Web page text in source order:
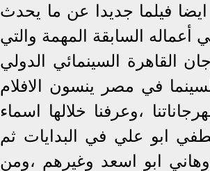
فيلما جديدا عن ما يحدث
أعماله السابقة المهمة والتي
القاهرة السينمائي الدولي
في مصر ينسون الافلام
،وعرفنا خلالها اسماء
ابو علي في البدايات ثم
ابو اسعد وغيرهم ،ومن